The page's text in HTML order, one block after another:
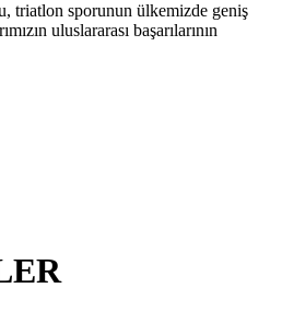
triatlon sporunun ülkemizde geniş
uluslararası başarılarının